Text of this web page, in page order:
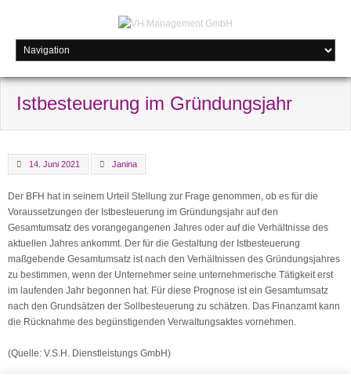
Istbesteuerung im Gründungsjahr
14. Juni 2021 Janina
Der BFH hat in seinem Urteil Stellung zur Frage genommen, ob es für die
Voraussetzungen der Istbesteuerung im Gründungsjahr auf den
Gesamtumsatz des vorangegangenen Jahres oder auf die Verhältnisse des
aktuellen Jahres ankommt. Der für die Gestaltung der Istbesteuerung
maßgebende Gesamtumsatz ist nach den Verhältnissen des Gründungsjahres
zu bestimmen, wenn der Unternehmer seine unternehmerische Tätigkeit erst
im laufenden Jahr begonnen hat. Für diese Prognose ist ein Gesamtumsatz
nach den Grundsätzen der Sollbesteuerung zu schätzen. Das Finanzamt kann
die Rücknahme des begünstigenden Verwaltungsaktes vornehmen.
(Quelle: V.S.H. Dienstleistungs GmbH)